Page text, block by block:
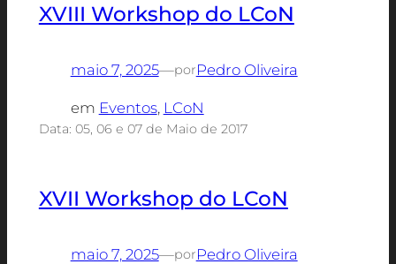
XVIII Workshop do LCoN
maio 7, 2025—porPedro Oliveira
em Eventos, LCoN
Data: 05, 06 e 07 de Maio de 2017
XVII Workshop do LCoN
maio 7, 2025—porPedro Oliveira